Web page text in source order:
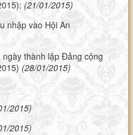
(21/01/2015)
nhập vào Hội An
thành lập Đảng cộng
(28/01/2015)
2015)
2015)